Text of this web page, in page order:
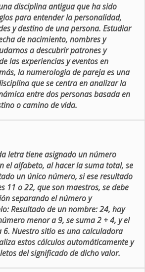
disciplina antigua que ha sido
para entender la personalidad,
y destino de una persona. Estudiar
de nacimiento, nombres y
a descubrir patrones y
las experiencias y eventos en
la numerologia de pareja es una
que se centra en analizar la
entre dos personas basada en
o camino de vida.
letra tiene asignado un número
el alfabeto, al hacer la suma total, se
un único número, si ese resultado
11 o 22, que son maestros, se debe
separando el número y
Resultado de un nombre: 24, hay
menor a 9, se suma 2 + 4, y el
Nuestro sitio es una calculadora
estos cálculos automáticamente y
del significado de dicho valor.